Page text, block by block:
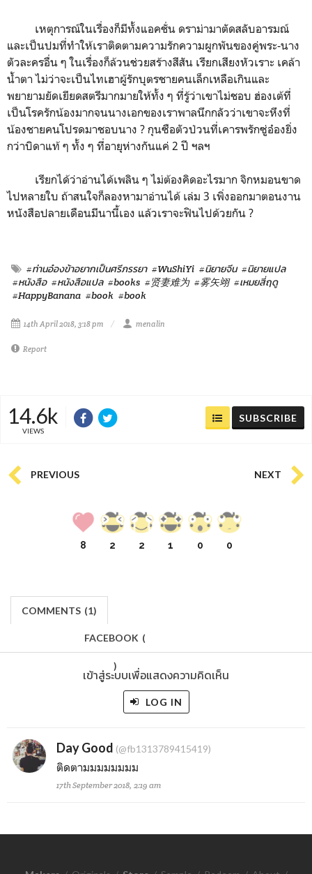
เหตุการณ์ในเรื่องก็มีทั้งแอคชั่น ดราม่ามาตัดสลับอารมณ์
และเป็นปมที่ทำให้เราติดตามความรักความผูกพันของคู่พระ-นาง
ตัวละครอื่น ๆ ในเรื่องก็ล้วนช่วยสร้างสีสัน เรียกเสียงหัวเราะ เคล้า
น้ำตา ไม่ว่าจะเป็นไทเฮาผู้รักบุตรชายคนเล็กเหลือเกินและ
พยายามยัดเยียดสตรีมากมายให้ทั้ง ๆ ที่รู้ว่าเขาไม่ชอบ ฮ่องเต้ที่
เป็นโรครักน้องมากจนนางเอกของเราพาลนึกกลัวว่าเขาจะหึงที่
น้องชายคนโปรดมาชอบนาง ? กุนซือตัวป่วนที่เคารพรักซู่อ๋องยิ่ง
กว่าบิดาแท้ ๆ ทั้ง ๆ ที่อายุห่างกันแค่ 2 ปี ฯลฯ
เรียกได้ว่าอ่านได้เพลิน ๆ ไม่ต้องคิดอะไรมาก จิกหมอนขาด
ไปหลายใบ ถ้าสนใจก็ลองหามาอ่านได้ เล่ม 3 เพิ่งออกมาตอนงาน
หนังสือปลายเดือนมีนานี้เอง แล้วเราจะฟินไปด้วยกัน ?
#ท่านอ๋องข้าอยากเป็นศรีภรรยา #WuShiYi #นิยายจีน #นิยายแปล
#หนังสือ #หนังสือแปล #books #贤妻难为 #雾矢翊 #เหมยสี่ฤดู
#HappyBanana #book #book
14th April 2018, 3:18 pm menalin
Report
14.6k
VIEWS
SUBSCRIBE
PREVIOUS NEXT
8 2 2 1 0 0
COMMENTS (1)
FACEBOOK (
)
เข้าสู่ระบบเพื่อแสดงความคิดเห็น
LOG IN
Day Good (@fb1313789415419)
ติดตามมมมมมมม
17th September 2018, 2:19 am